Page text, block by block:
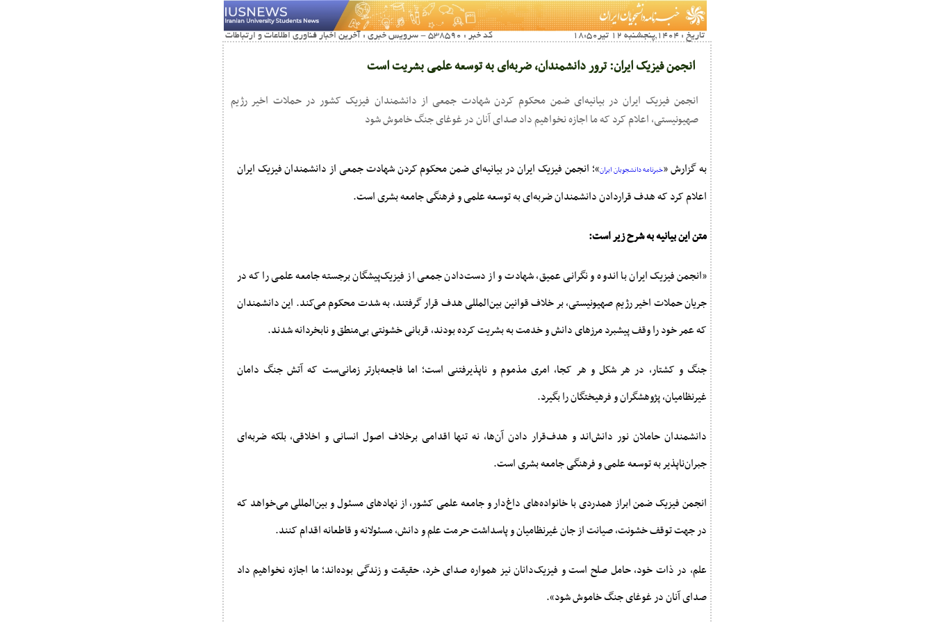
تاریخ : 1404,پنجشنبه 12 تير18:50 کد خبر : 538590 - سرویس خبری : آخرین اخبار فناوری اطلاعات و ارتباطات
انجمن فیزیک ایران: ترور دانشمندان، ضربه‌ای به توسعه علمی بشریت است
انجمن فیزیک ایران در بیانیه‌ای ضمن محکوم کردن شهادت جمعی از دانشمندان فیزیک کشور در حملات اخیر رژیم
صهیونیستی، اعلام کرد که ما اجازه نخواهیم داد صدای آنان در غوغای جنگ خاموش شود
به گزارش «خبرنامه دانشجویان ایران»؛ انجمن فیزیک ایران در بیانیه‌ای ضمن محکوم کردن شهادت جمعی از دانشمندان فیزیک ایران
اعلام کرد که هدف قراردادن دانشمندان ضربه‌ای به توسعه علمی و فرهنگی جامعه بشری است.
متن این بیانیه به شرح زیر است:
«انجمن فیزیک ایران با اندوه و نگرانی عمیق، شهادت و از دست‌دادن جمعی از فیزیک‌پیشگان برجسته جامعه علمی را که در
جریان حملات اخیر رژیم صهیونیستی، بر خلاف قوانین بین‌المللی هدف قرار گرفتند، به شدت محکوم می‌کند. این دانشمندان
که عمر خود را وقف پیشبرد مرزهای دانش و خدمت به بشریت کرده بودند، قربانی خشونتی بی‌منطق و نابخردانه شدند.
جنگ و کشتار، در هر شکل و هر کجا، امری مذموم و ناپذیرفتنی است؛ اما فاجعه‌بارتر زمانی‌ست که آتش جنگ دامان
غیرنظامیان، پژوهشگران و فرهیختگان را بگیرد.
دانشمندان حاملان نور دانش‌اند و هدف‌قرار دادن آن‌ها، نه تنها اقدامی برخلاف اصول انسانی و اخلاقی، بلکه ضربه‌ای
جبران‌ناپذیر به توسعه علمی و فرهنگی جامعه بشری است.
انجمن فیزیک ضمن ابراز همدردی با خانواده‌های داغ‌دار و جامعه علمی کشور، از نهادهای مسئول و بین‌المللی می‌خواهد که
در جهت توقف خشونت، صیانت از جان غیرنظامیان و پاسداشت حرمت علم و دانش، مسئولانه و قاطعانه اقدام کنند.
علم، در ذات خود، حامل صلح است و فیزیک‌دانان نیز همواره صدای خرد، حقیقت و زندگی بوده‌اند؛ ما اجازه نخواهیم داد
صدای آنان در غوغای جنگ خاموش شود».